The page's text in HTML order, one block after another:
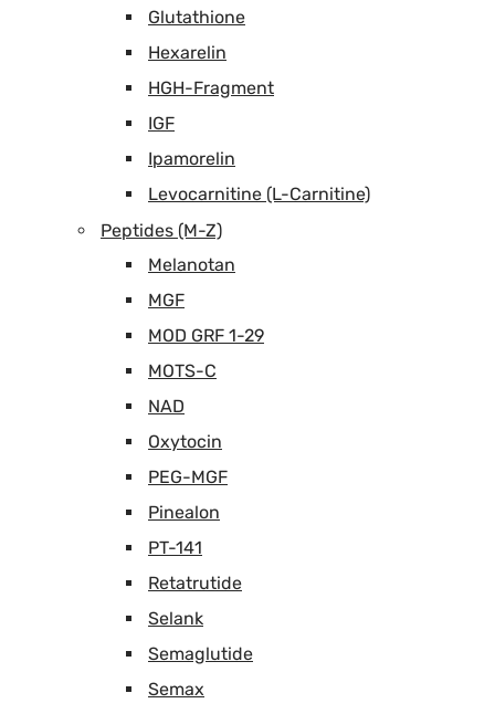
Glutathione
Hexarelin
HGH-Fragment
IGF
Ipamorelin
Levocarnitine (L-Carnitine)
Peptides (M-Z)
Melanotan
MGF
MOD GRF 1-29
MOTS-C
NAD
Oxytocin
PEG-MGF
Pinealon
PT-141
Retatrutide
Selank
Semaglutide
Semax